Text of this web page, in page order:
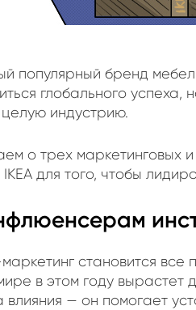
популярный бренд
глобального
индустрию.
о трех маркетинговых
IKEA для того, чтобы
становится все
в этом году вырастет
влияния — он помогает